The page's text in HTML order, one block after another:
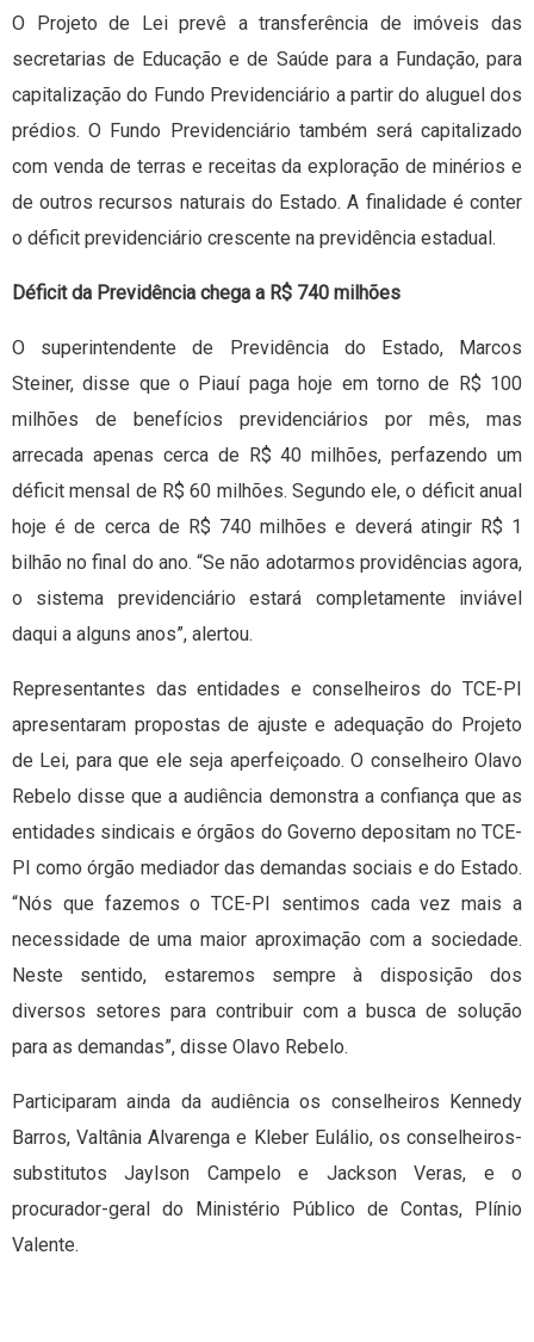
O Projeto de Lei prevê a transferência de imóveis das
secretarias de Educação e de Saúde para a Fundação, para
capitalização do Fundo Previdenciário a partir do aluguel dos
prédios. O Fundo Previdenciário também será capitalizado
com venda de terras e receitas da exploração de minérios e
de outros recursos naturais do Estado. A finalidade é conter
o déficit previdenciário crescente na previdência estadual.
Déficit da Previdência chega a R$ 740 milhões
O superintendente de Previdência do Estado, Marcos
Steiner, disse que o Piauí paga hoje em torno de R$ 100
milhões de benefícios previdenciários por mês, mas
arrecada apenas cerca de R$ 40 milhões, perfazendo um
déficit mensal de R$ 60 milhões. Segundo ele, o déficit anual
hoje é de cerca de R$ 740 milhões e deverá atingir R$ 1
bilhão no final do ano. “Se não adotarmos providências agora,
o sistema previdenciário estará completamente inviável
daqui a alguns anos”, alertou.
Representantes das entidades e conselheiros do TCE-PI
apresentaram propostas de ajuste e adequação do Projeto
de Lei, para que ele seja aperfeiçoado. O conselheiro Olavo
Rebelo disse que a audiência demonstra a confiança que as
entidades sindicais e órgãos do Governo depositam no TCE-
PI como órgão mediador das demandas sociais e do Estado.
“Nós que fazemos o TCE-PI sentimos cada vez mais a
necessidade de uma maior aproximação com a sociedade.
Neste sentido, estaremos sempre à disposição dos
diversos setores para contribuir com a busca de solução
para as demandas”, disse Olavo Rebelo.
Participaram ainda da audiência os conselheiros Kennedy
Barros, Valtânia Alvarenga e Kleber Eulálio, os conselheiros-
substitutos Jaylson Campelo e Jackson Veras, e o
procurador-geral do Ministério Público de Contas, Plínio
Valente.